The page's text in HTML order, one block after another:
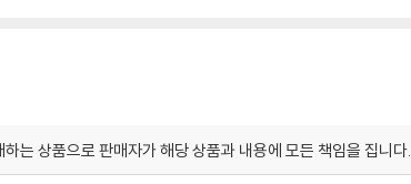
는 상품으로 판매자가 해당 상품과 내용에 모든 책임을 집니다.